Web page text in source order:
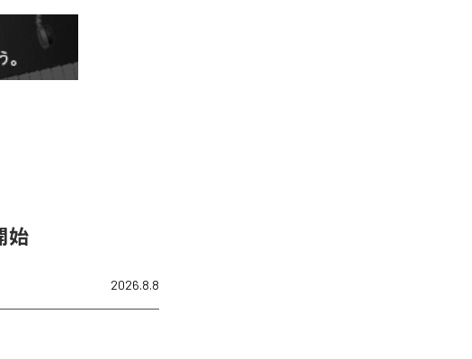
始
2026.8.8